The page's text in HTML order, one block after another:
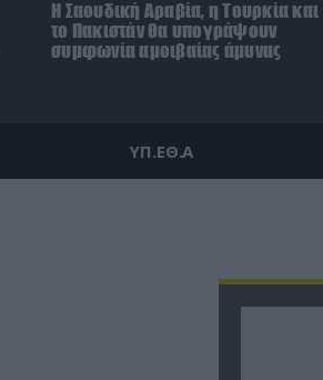
Η Σαουδική Αραβία, η Τουρκία και
το Πακιστάν θα υπογράψουν
συμφωνία αμοιβαίας άμυνας
ΥΠ.ΕΘ.Α